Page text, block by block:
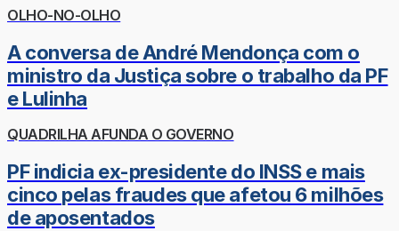
OLHO-NO-OLHO
A conversa de André Mendonça com o
ministro da Justiça sobre o trabalho da PF
e Lulinha
QUADRILHA AFUNDA O GOVERNO
PF indicia ex-presidente do INSS e mais
cinco pelas fraudes que afetou 6 milhões
de aposentados